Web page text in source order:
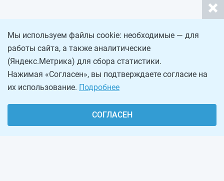
Мы используем файлы cookie: необходимые — для
работы сайта, а также аналитические
(Яндекс.Метрика) для сбора статистики.
Нажимая «Согласен», вы подтверждаете согласие на
их использование. Подробнее
СОГЛАСЕН